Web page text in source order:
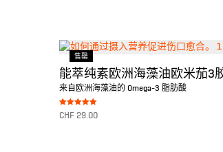
售罄
能萃纯素欧洲海藻油欧米茄3
来自欧洲海藻油的 Omega-3 脂肪酸
Bewertet mit
5.00
CHF 29.00